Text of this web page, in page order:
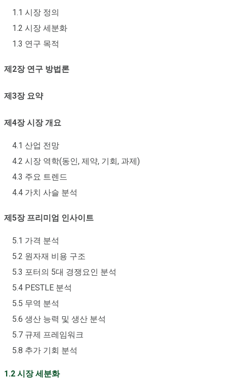
1.1 시장 정의
1.2 시장 세분화
1.3 연구 목적
제2장 연구 방법론
제3장 요약
제4장 시장 개요
4.1 산업 전망
4.2 시장 역학(동인, 제약, 기회, 과제)
4.3 주요 트렌드
4.4 가치 사슬 분석
제5장 프리미엄 인사이트
5.1 가격 분석
5.2 원자재 비용 구조
5.3 포터의 5대 경쟁요인 분석
5.4 PESTLE 분석
5.5 무역 분석
5.6 생산 능력 및 생산 분석
5.7 규제 프레임워크
5.8 추가 기회 분석
1.2 시장 세분화